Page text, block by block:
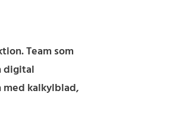
Team som
digital
kalkylblad,